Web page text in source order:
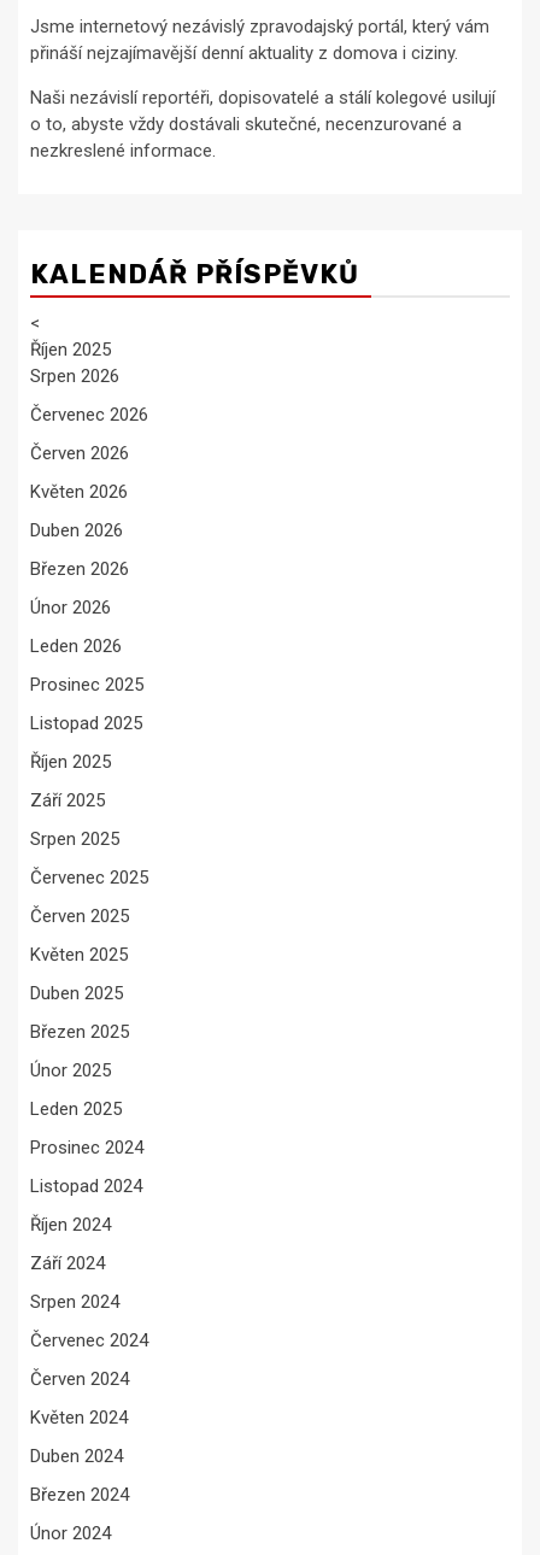
Jsme internetový nezávislý zpravodajský portál, který vám
přináší nejzajímavější denní aktuality z domova i ciziny.
Naši nezávislí reportéři, dopisovatelé a stálí kolegové usilují
o to, abyste vždy dostávali skutečné, necenzurované a
nezkreslené informace.
KALENDÁŘ PŘÍSPĚVKŮ
<
Říjen 2025
Srpen 2026
Červenec 2026
Červen 2026
Květen 2026
Duben 2026
Březen 2026
Únor 2026
Leden 2026
Prosinec 2025
Listopad 2025
Říjen 2025
Září 2025
Srpen 2025
Červenec 2025
Červen 2025
Květen 2025
Duben 2025
Březen 2025
Únor 2025
Leden 2025
Prosinec 2024
Listopad 2024
Říjen 2024
Září 2024
Srpen 2024
Červenec 2024
Červen 2024
Květen 2024
Duben 2024
Březen 2024
Únor 2024